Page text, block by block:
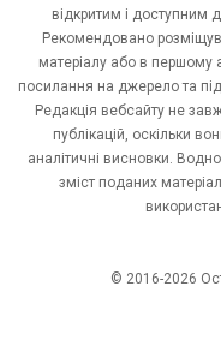
відкритим і доступним
Рекомендовано
матеріалу або в першому
посилання на джерело та
Редакція вебсайту не
публікацій, оскільки
аналітичні висновки.
зміст поданих
© 2016-2026